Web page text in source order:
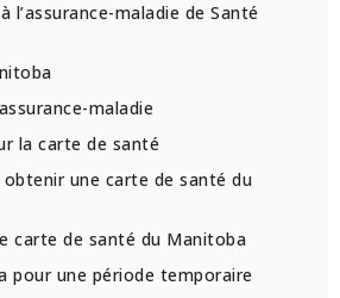
l’assurance-maladie de Santé
maladie
la carte de santé
une carte de santé du
carte de santé du Manitoba
pour une période temporaire